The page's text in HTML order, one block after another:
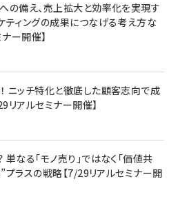
の備え、売上拡大と効率化を実現す
ティングの成果につなげる考え方な
ー開催】
ニッチ特化と徹底した顧客志向で成
リアルセミナー開催】
なる「モノ売り」ではなく「価値共
ラスの戦略【7/29リアルセミナー開